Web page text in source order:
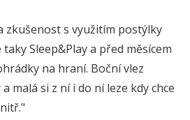
zkušenost s využitím postýlky
Sleep&Play a před měsícem
na hraní. Boční vlez
malá si z ní i do ní leze kdy chce